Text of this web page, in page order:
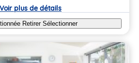
Voir plus de détails
Retirer Sélectionner